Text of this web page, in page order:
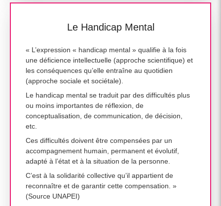
Le Handicap Mental
« L’expression « handicap mental » qualifie à la fois
une déficience intellectuelle (approche scientifique) et
les conséquences qu’elle entraîne au quotidien
(approche sociale et sociétale).
Le handicap mental se traduit par des difficultés plus
ou moins importantes de réflexion, de
conceptualisation, de communication, de décision,
etc.
Ces difficultés doivent être compensées par un
accompagnement humain, permanent et évolutif,
adapté à l’état et à la situation de la personne.
C’est à la solidarité collective qu’il appartient de
reconnaître et de garantir cette compensation. »
(Source UNAPEI)